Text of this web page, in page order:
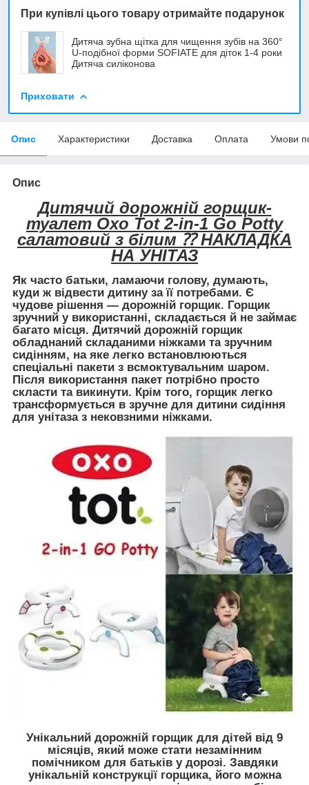
При купівлі цього товару отримайте подарунок
Дитяча зубна щітка для чищення зубів на 360°
U-подібної форми SOFIATE для діток 1-4 роки
Дитяча силіконова
Приховати
Опис Характеристики Доставка Оплата Умови
Опис
Дитячий дорожній горщик-
туалет Oxo Tot 2-in-1 Go Potty
салатовий з білим ⁇ НАКЛАДКА
НА УНІТАЗ
Як часто батьки, ламаючи голову, думають,
куди ж відвести дитину за її потребами. Є
чудове рішення — дорожній горщик. Горщик
зручний у використанні, складається й не займає
багато місця. Дитячий дорожній горщик
обладнаний складаними ніжками та зручним
сидінням, на яке легко встановлюються
спеціальні пакети з всмоктувальним шаром.
Після використання пакет потрібно просто
скласти та викинути. Крім того, горщик легко
трансформується в зручне для дитини сидіння
для унітаза з нековзними ніжками.
Унікальний дорожній горщик для дітей від 9
місяців, який може стати незамінним
помічником для батьків у дорозі. Завдяки
унікальній конструкції горщика, його можна